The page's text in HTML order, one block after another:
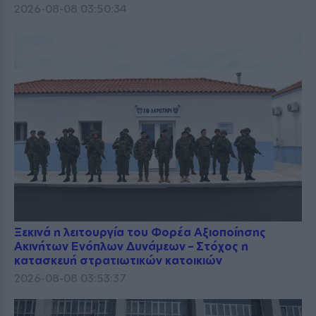
2026-08-08 03:50:34
Ξεκινά η λειτουργία του Φορέα Αξιοποίησης
Ακινήτων Ενόπλων Δυνάμεων – Στόχος η
κατασκευή στρατιωτικών κατοικιών
2026-08-08 03:53:37